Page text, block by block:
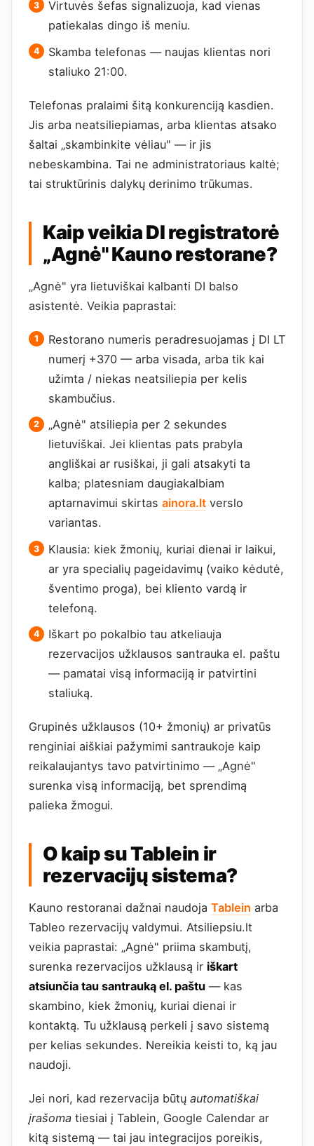
Virtuvės šefas signalizuoja, kad vienas
patiekalas dingo iš meniu.
Skamba telefonas — naujas klientas nori
staliuko 21:00.
Telefonas pralaimi šitą konkurenciją kasdien.
Jis arba neatsiliepiamas, arba klientas atsako
šaltai „skambinkite vėliau" — ir jis
nebeskambina. Tai ne administratoriaus kaltė;
tai struktūrinis dalykų derinimo trūkumas.
Kaip veikia DI registratorė
„Agnė" Kauno restorane?
„Agnė" yra lietuviškai kalbanti DI balso
asistentė. Veikia paprastai:
Restorano numeris peradresuojamas į DI LT
numerį +370 — arba visada, arba tik kai
užimta / niekas neatsiliepia per kelis
skambučius.
„Agnė" atsiliepia per 2 sekundes
lietuviškai. Jei klientas pats prabyla
angliškai ar rusiškai, ji gali atsakyti ta
kalba; platesniam daugiakalbiam
aptarnavimui skirtas ainora.lt verslo
variantas.
Klausia: kiek žmonių, kuriai dienai ir laikui,
ar yra specialių pageidavimų (vaiko kėdutė,
šventimo proga), bei kliento vardą ir
telefoną.
Iškart po pokalbio tau atkeliauja
rezervacijos užklausos santrauka el. paštu
— pamatai visą informaciją ir patvirtini
staliuką.
Grupinės užklausos (10+ žmonių) ar privatūs
renginiai aiškiai pažymimi santraukoje kaip
reikalaujantys tavo patvirtinimo — „Agnė"
surenka visą informaciją, bet sprendimą
palieka žmogui.
O kaip su Tablein ir
rezervacijų sistema?
Kauno restoranai dažnai naudoja Tablein arba
Tableo rezervacijų valdymui. Atsiliepsiu.lt
veikia paprastai: „Agnė" priima skambutį,
surenka rezervacijos užklausą ir iškart
atsiunčia tau santrauką el. paštu — kas
skambino, kiek žmonių, kuriai dienai ir
kontaktą. Tu užklausą perkeli į savo sistemą
per kelias sekundes. Nereikia keisti to, ką jau
naudoji.
Jei nori, kad rezervacija būtų automatiškai
įrašoma tiesiai į Tablein, Google Calendar ar
kitą sistemą — tai jau integracijos poreikis,